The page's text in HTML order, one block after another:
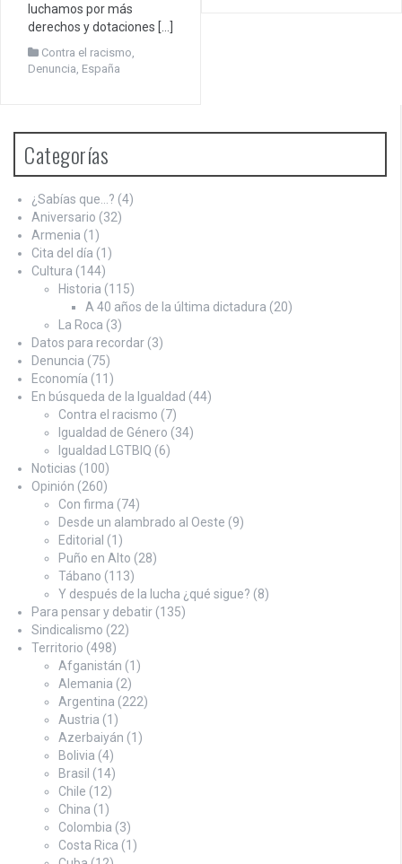
luchamos por más
derechos y dotaciones […]
Contra el racismo,
Denuncia, España
Categorías
¿Sabías que…? (4)
Aniversario (32)
Armenia (1)
Cita del día (1)
Cultura (144)
Historia (115)
A 40 años de la última dictadura (20)
La Roca (3)
Datos para recordar (3)
Denuncia (75)
Economía (11)
En búsqueda de la Igualdad (44)
Contra el racismo (7)
Igualdad de Género (34)
Igualdad LGTBIQ (6)
Noticias (100)
Opinión (260)
Con firma (74)
Desde un alambrado al Oeste (9)
Editorial (1)
Puño en Alto (28)
Tábano (113)
Y después de la lucha ¿qué sigue? (8)
Para pensar y debatir (135)
Sindicalismo (22)
Territorio (498)
Afganistán (1)
Alemania (2)
Argentina (222)
Austria (1)
Azerbaiyán (1)
Bolivia (4)
Brasil (14)
Chile (12)
China (1)
Colombia (3)
Costa Rica (1)